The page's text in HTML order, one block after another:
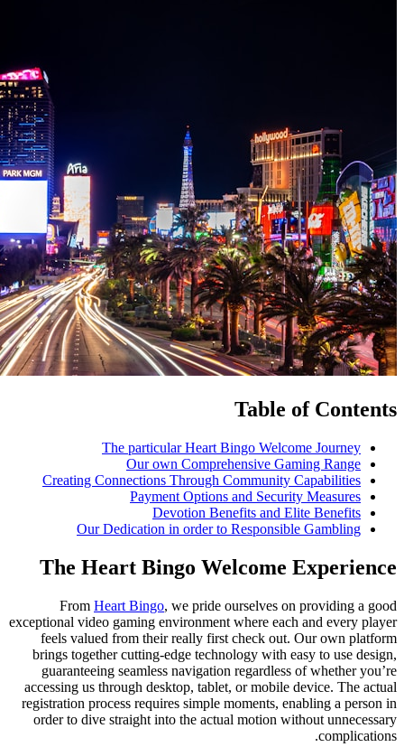
The particular Heart
Our own
Creating Connections
Payment
Devotion
Our Dedication in order
The Heart Bingo
FromHeart Bingo, we
exceptional video gaming
feels valued from their really
brings together cutting-edge
guaranteeing seamless
accessing us through desktop,
registration process requires
order to dive straight into the